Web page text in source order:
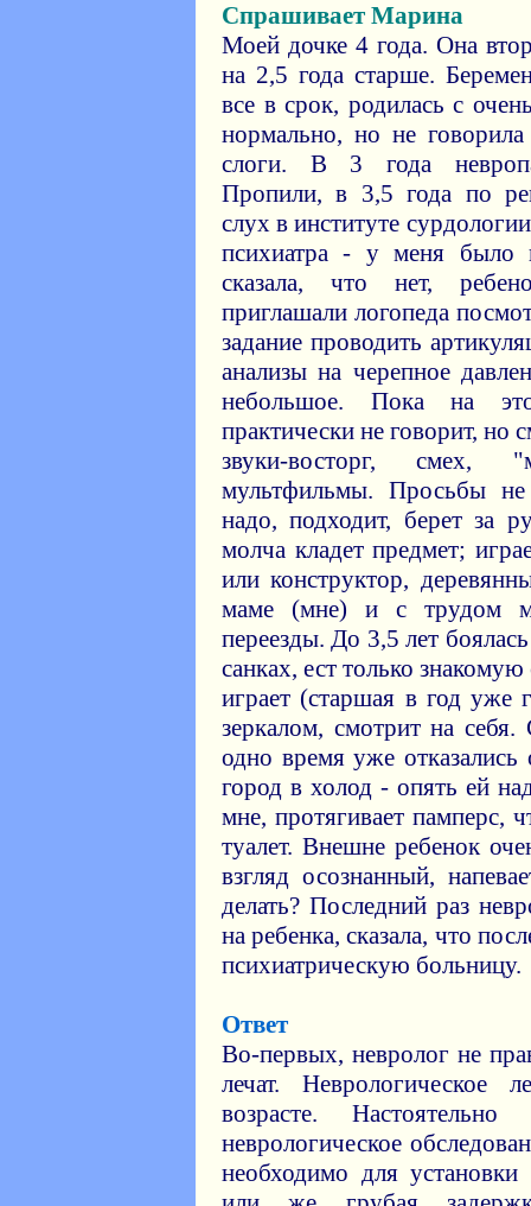
Спрашивает Марина
Моей дочке 4 года. Она
на 2,5 года старше.
все в срок, родилась с
нормально, но не говорила
слоги. В 3 года
Пропили, в 3,5 года по
слух в институте
психиатра - у меня было
сказала, что нет,
приглашали логопеда
задание проводить
анализы на черепное
небольшое. Пока на
практически не говорит, но
звуки-восторг, смех,
мультфильмы. Просьбы
надо, подходит, берет за
молча кладет предмет;
или конструктор,
маме (мне) и с трудом
переезды. До 3,5 лет
санках, ест только
играет (старшая в год уже
зеркалом, смотрит на
одно время уже отказались
город в холод - опять ей
мне, протягивает памперс,
туалет. Внешне ребенок
взгляд осознанный,
делать? Последний раз
на ребенка, сказала, что
психиатрическую больницу.
Ответ
Во-первых, невролог не
лечат. Неврологическое
возрасте.
неврологическое
необходимо для